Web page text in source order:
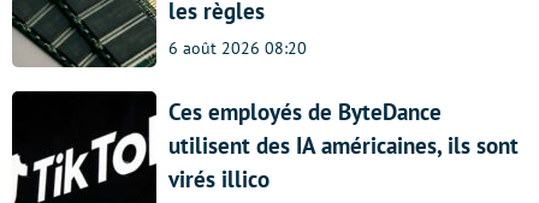
les règles
6 août 2026 08:20
Ces employés de ByteDance
utilisent des IA américaines, ils sont
virés illico